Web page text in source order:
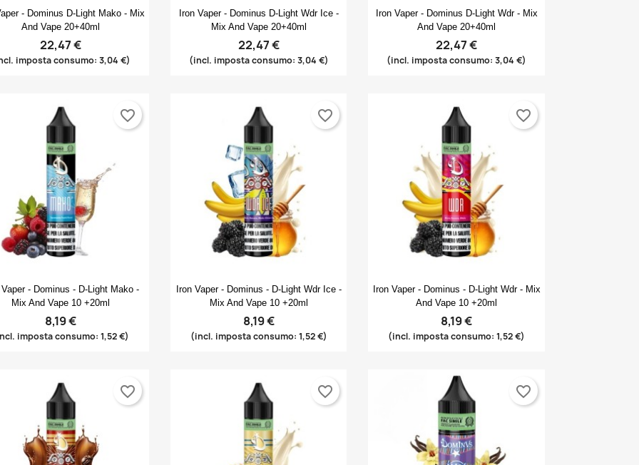
Anteprima
- Dominus D-Light Mako - Mix
And Vape 20+40ml
22,47 €
imposta consumo: 3,04 €)
Anteprima
Iron Vaper - Dominus D-Light Wdr Ice -
Mix And Vape 20+40ml
22,47 €
(incl. imposta consumo: 3,04 €)
Anteprima
Iron Vaper - Dominus D-Light Wdr - Mix
And Vape 20+40ml
22,47 €
(incl. imposta consumo: 3,04 €)
Anteprima
Vaper - Dominus - D-Light Mako -
Mix And Vape 10 +20ml
8,19 €
imposta consumo: 1,52 €)
favorite_border
Anteprima
Iron Vaper - Dominus - D-Light Wdr Ice -
Mix And Vape 10 +20ml
8,19 €
(incl. imposta consumo: 1,52 €)
favorite_border
Anteprima
Iron Vaper - Dominus - D-Light Wdr - Mix
And Vape 10 +20ml
8,19 €
(incl. imposta consumo: 1,52 €)
favorite_border
favorite_border favorite_border favorite_border